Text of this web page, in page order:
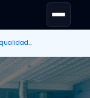
6 dicas para garantir a qualidade dos exames laboratoriais